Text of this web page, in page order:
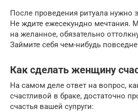
После проведения ритуала нужно
Не ждите ежесекундно мечтания.
на желанное, обязательно
Займите себя чем-нибудь
Как сделать женщину
На самом деле ответ на вопрос,
счастливой в браке, достаточно
счастья вашей супруги: